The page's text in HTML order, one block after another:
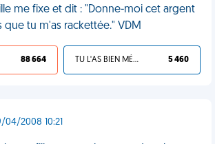
me fixe et dit : "Donne-moi cet argent
que tu m'as rackettée." VDM
88 664 TU L'AS BIEN MÉRITÉ 5 460
2008 10:21